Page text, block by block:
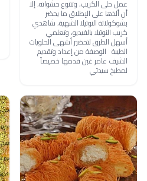
عمل حلى الكريب، وتتنوع حشواته، إلا
أن ألذها على الإطلاق ما يحضر
بشوكولاتة النوتيلا الشهية، شاهدي
كريب النوتيلا بالفيديو، وتعلمي
أسهل الطرق لتحضير أشهى الحلويات
الطيبة الوصفة من إعداد وتقديم
الشيف عامر غبن قدمها خصيصاً
لمطبخ سيدتي